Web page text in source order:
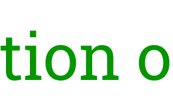
tion o